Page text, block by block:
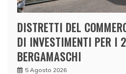
DISTRETTI DEL
DI INVESTIMENTI PER I
BERGAMASCHI
5 Agosto 2026